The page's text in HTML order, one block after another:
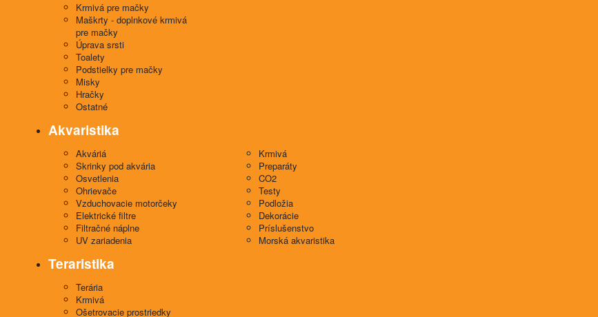
Krmivá pre mačky
Maškrty - doplnkové krmivá
pre mačky
Úprava srsti
Toalety
Podstielky pre mačky
Misky
Hračky
Ostatné
Akvaristika
Akváriá
Skrinky pod akvária
Osvetlenia
Ohrievače
Vzduchovacie motorčeky
Elektrické filtre
Filtračné náplne
UV zariadenia
Krmivá
Preparáty
CO2
Testy
Podložia
Dekorácie
Príslušenstvo
Morská akvaristika
Teraristika
Terária
Krmivá
Ošetrovacie prostriedky